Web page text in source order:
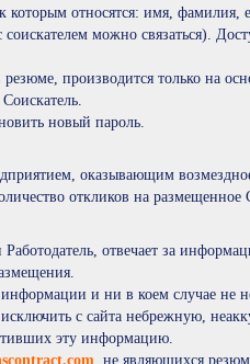
которым относятся: имя,
можно связаться).
производится только на
новый пароль.
оказывающим
откликов на
Работодатель, отвечает за
и ни в коем случае не
с сайта небрежную,
эту информацию.
, не являющихся